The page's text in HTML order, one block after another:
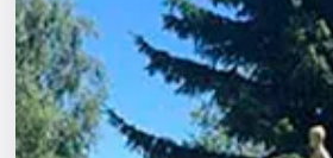
Спорт
События